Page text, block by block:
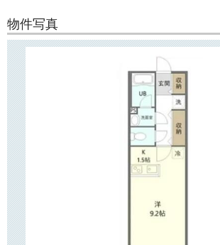
バルコニーは南向きです！
○建物情報○
文京区千駄木２丁目の賃貸アパート「アイ・ステー
東京メトロ千代田線「千駄木」駅徒歩5分！
そのほか「根津」駅もご利用いただけます。
2014年9月竣工・木造4階建ての賃貸アパートです。
TVモニター付きオートロック完備で安心・便利！
また宅配ボックスがございますので、帰宅時間が
物件写真